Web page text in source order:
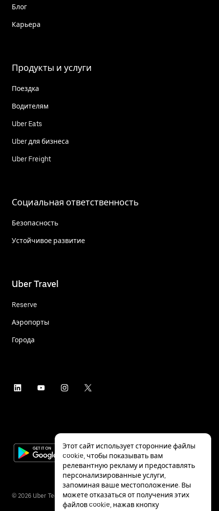
Блог
Карьера
Продукты и услуги
Поездка
Водителям
Uber Eats
Uber для бизнеса
Uber Freight
Социальная ответственность
Безопасность
Устойчивое развитие
Uber Travel
Reserve
Аэропорты
Города
© 2026 Uber Technologies Inc.
Этот сайт использует сторонние файлы
cookie, чтобы показывать вам
релевантную рекламу и предоставлять
персонализированные услуги,
запоминая ваше местоположение. Вы
можете отказаться от получения этих
файлов cookie, нажав кнопку